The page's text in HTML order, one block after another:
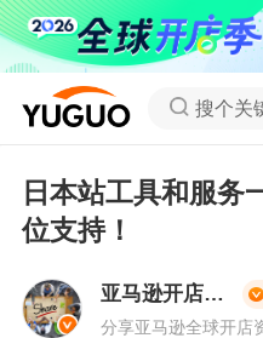
搜个关
日本站工具和服务
位支持！
亚马逊开店分
享社
分享亚马逊全球开店